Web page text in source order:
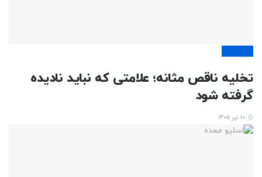
تخلیه ناقص مثانه؛ علامتی که نباید نادیده
گرفته شود